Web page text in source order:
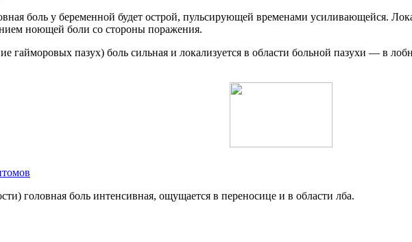
боль у беременной будет острой, пульсирующей временами усиливающейся.
ноющей боли со стороны поражения.
гайморовых пазух) боль сильная и локализуется в области больной пазухи — в
головная боль интенсивная, ощущается в переносице и в области лба.